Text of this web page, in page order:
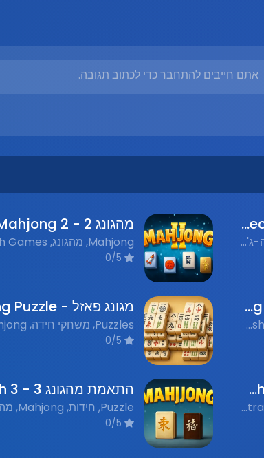
אתם חייבים להתחבר כדי לכתוב תגובה.
התחברות שניה - Second Connection
Puzzle, חידות, Mahjong, מה-ג'ונג, Flash Games, משחקי פלאש נוסטלגים
מהגונג 2 - Mahjong 2
מהגונג כלבים - Mahjong Dogs
Mahjong, מהג'ונג, Flash Games, משחקי פלאש נוסטלגים, Puzzle, חידות
מיגונג פירמידה - Pyramid Mahjong
Puzzles, משחקי פאזל, Strategy, אסטרטגיה, Board Games, משחקי לוח, Mahjong Games, משחקי מהגונג, Flash Games, משחקי פלאש נוסטלגים